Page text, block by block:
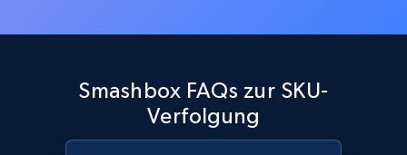
Currency, Discount, Initial price, and more.
1.1K+ 149+ Jetzt anfangen
Smashbox FAQs zur SKU-
Verfolgung